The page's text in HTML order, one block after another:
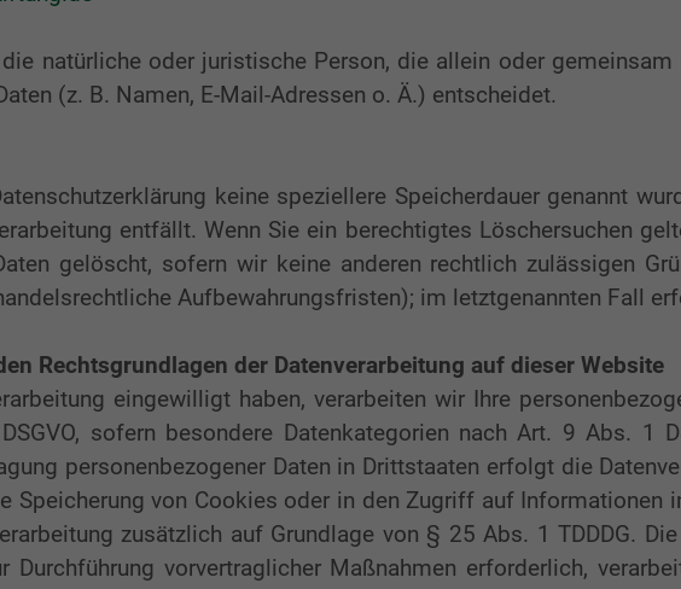
natürliche oder juristische Person, die allein oder
(z. B. Namen, E-Mail-Adressen o. Ä.) entscheidet.
keine speziellere Speicherdauer genannt
entfällt. Wenn Sie ein berechtigtes Löschersuchen
gelöscht, sofern wir keine anderen rechtlich zulässigen
Aufbewahrungsfristen); im letztgenannten Fall
Rechtsgrundlagen der Datenverarbeitung auf dieser Website
eingewilligt haben, verarbeiten wir Ihre
sofern besondere Datenkategorien nach Art. 9 Abs. 1
personenbezogener Daten in Drittstaaten erfolgt die
Speicherung von Cookies oder in den Zugriff auf
zusätzlich auf Grundlage von § 25 Abs. 1 TDDDG.
Durchführung vorvertraglicher Maßnahmen erforderlich,